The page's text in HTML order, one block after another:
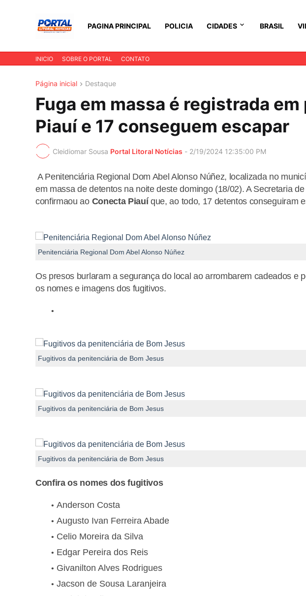
PAGINA PRINCIPAL POLICIA CIDADES BRASIL
INICIO SOBRE O PORTAL CONTATO
Página inicial Destaque
Fuga em massa é registrada
Piauí e 17 conseguem escapar
Cleidiomar Sousa Portal Litoral Notícias - 2/19/2024 12:35:00 PM
A Penitenciária Regional Dom Abel Alonso Núñez, localizada no
em massa de detentos na noite deste domingo (18/02). A Secretaria
confirmaou ao Conecta Piauíque, ao todo, 17 detentos conseguiram
Penitenciária Regional Dom Abel Alonso Núñez
Os presos burlaram a segurança do local ao arrombarem cadeados e
os nomes e imagens dos fugitivos.
Fugitivos da penitenciária de Bom Jesus
Fugitivos da penitenciária de Bom Jesus
Fugitivos da penitenciária de Bom Jesus
Confira os nomes dos fugitivos
Anderson Costa
Augusto Ivan Ferreira Abade
Celio Moreira da Silva
Edgar Pereira dos Reis
Givanilton Alves Rodrigues
Jacson de Sousa Laranjeira